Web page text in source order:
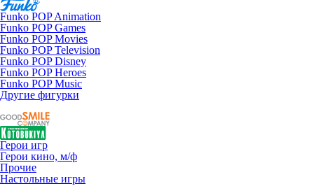
Funko POP Animation
Funko POP Games
Funko POP Movies
Funko POP Television
Funko POP Disney
Funko POP Heroes
Funko POP Music
Другие фигурки
Герои игр
Герои кино, м/ф
Прочие
Настольные игры